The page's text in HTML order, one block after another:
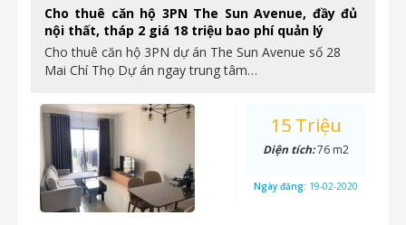
Cho thuê căn hộ 3PN The Sun Avenue, đầy đủ
nội thất, tháp 2 giá 18 triệu bao phí quản lý
Cho thuê căn hộ 3PN dự án The Sun Avenue số 28
Mai Chí Thọ Dự án ngay trung tâm…
15 Triệu
Diện tích:76 m2
Ngày đăng: 19-02-2020